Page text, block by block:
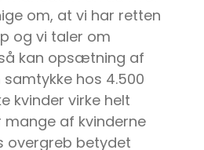
om, at vi har retten
og vi taler om
kan opsætning af
hos 4.500
kvinder virke helt
mange af kvinderne
overgreb betydet